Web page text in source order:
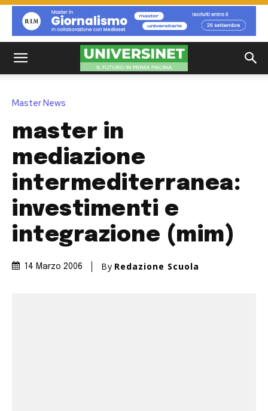
Master News
master in
mediazione
intermediterranea:
investimenti e
integrazione (mim)
14 Marzo 2006 By Redazione Scuola